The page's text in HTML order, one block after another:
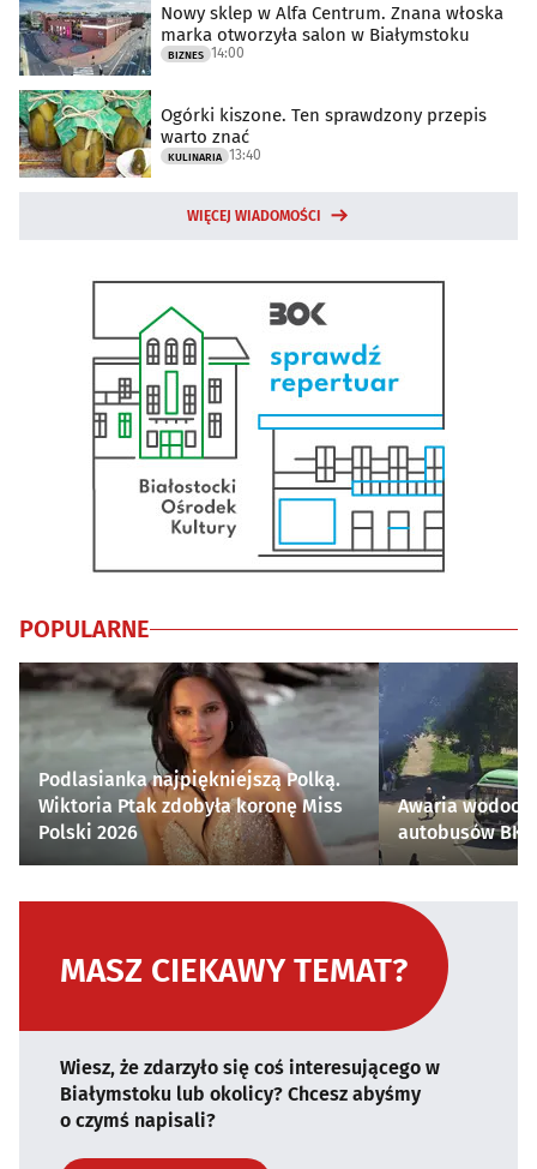
Nowy sklep w Alfa Centrum. Znana włoska
marka otworzyła salon w Białymstoku
BIZNES 14:00
Ogórki kiszone. Ten sprawdzony przepis
warto znać
KULINARIA 13:40
WIĘCEJ WIADOMOŚCI
POPULARNE
Podlasianka najpiękniejszą Polką.
Wiktoria Ptak zdobyła koronę Miss
Polski 2026
Awaria
autobusów
MASZ CIEKAWY TEMAT?
Wiesz, że zdarzyło się coś interesującego w
Białymstoku lub okolicy? Chcesz abyśmy
o czymś napisali?